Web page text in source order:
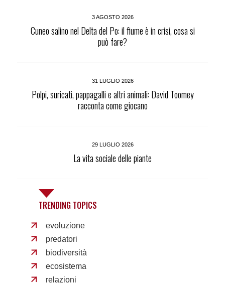
3 AGOSTO 2026
Cuneo salino nel Delta del Po: il fiume è in crisi, cosa si
può fare?
31 LUGLIO 2026
Polpi, suricati, pappagalli e altri animali: David Toomey
racconta come giocano
29 LUGLIO 2026
La vita sociale delle piante
TRENDING TOPICS
evoluzione
predatori
biodiversità
ecosistema
relazioni